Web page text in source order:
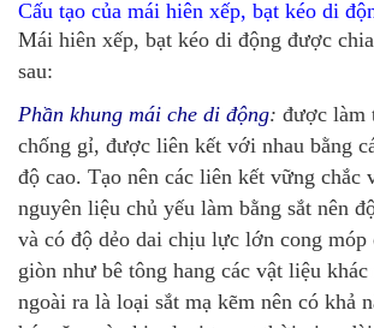
Cấu tạo của mái hiên xếp, bạt kéo di
Mái hiên xếp, bạt kéo di động được
sau:
Phần khung mái che di động: được làm
chống gỉ, được liên kết với nhau bằng
độ cao. Tạo nên các liên kết vững chắc
nguyên liệu chủ yếu làm bằng sắt nên
và có độ dẻo dai chịu lực lớn cong móp
giòn như bê tông hang các vật liệu
ngoài ra là loại sắt mạ kẽm nên có khả